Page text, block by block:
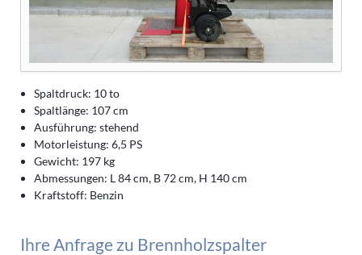
Spaltdruck: 10 to
Spaltlänge: 107 cm
Ausführung: stehend
Motorleistung: 6,5 PS
Gewicht: 197 kg
Abmessungen: L 84 cm, B 72 cm, H 140 cm
Kraftstoff: Benzin
Ihre Anfrage zu Brennholzspalter